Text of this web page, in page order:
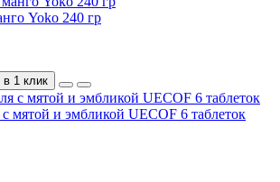
Yoko 240 гр
в 1 клик
мятой и эмбликой UECOF 6 таблеток